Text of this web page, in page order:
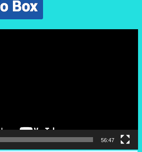
56:47